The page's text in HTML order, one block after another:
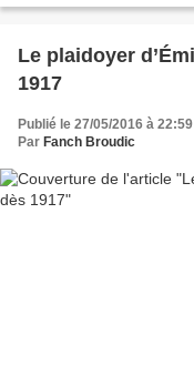
Le plaidoyer
1917
Publié le 27/05/2016 à 22:59
Par Fanch Broudic